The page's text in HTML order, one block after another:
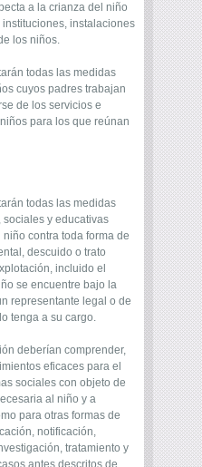
a la crianza del niño
instalaciones
los niños.
todas las medidas
cuyos padres trabajan
de los servicios e
para los que reúnan
todas las medidas
sociales y educativas
contra toda forma de
descuido o trato
incluido el
se encuentre bajo la
representante legal o de
tenga a su cargo.
deberían comprender,
eficaces para el
sociales con objeto de
al niño y a
para otras formas de
notificación,
tratamiento y
antes descritos de